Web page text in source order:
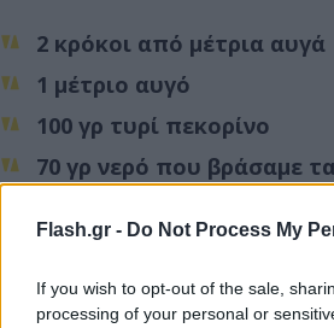
Flash.gr - Do Not Process My
If you wish to opt-out of the sale,
processing of your personal or
2 κρόκοι από μέτρια αυγά
1 μέτριο αυγό
100 γρ τυρί πεκορίνο
70 γρ νερό που βράσαμε
Για το στόλισμα